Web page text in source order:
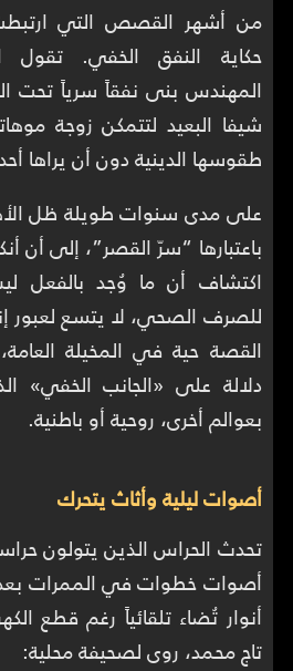
من أشهر القصص التي
حكاية النفق الخفي. تقول
المهندس بنى نفقاً سرياً تحت
شيفا البعيد لتتمكن زوجة
طقوسها الدينية دون أن يراها
على مدى سنوات طويلة ظل
باعتبارها “سرّ القصر”، إلى أن
اكتشاف أن ما وُجد
للصرف الصحي، لا يتسع لعبور
القصة حية في المخيلة
دلالة على «الجانب الخفي»
بعوالم أخرى، روحية أو باطنية.
أصوات ليلية وأثاث يتحرك
تحدث الحراس الذين يتولون
أصوات خطوات في الممرات بعد
أنوار تُضاء تلقائياً رغم قطع
تاج محمد، روى لصحيفة محلية: